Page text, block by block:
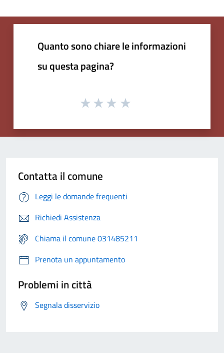
Quanto sono chiare le informazioni
su questa pagina?
Contatta il comune
Leggi le domande frequenti
Richiedi Assistenza
Chiama il comune 031485211
Prenota un appuntamento
Problemi in città
Segnala disservizio